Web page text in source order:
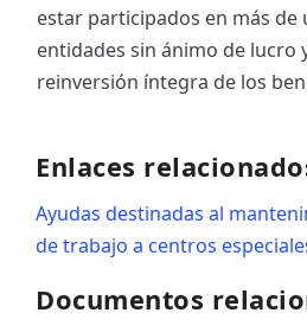
estar participados en más de
entidades sin ánimo de lucro
reinversión íntegra de los
Enlaces
Ayudas destinadas al
de trabajo a centros
Documentos